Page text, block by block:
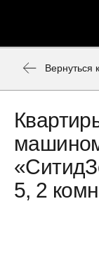
Вернуться
5, 2